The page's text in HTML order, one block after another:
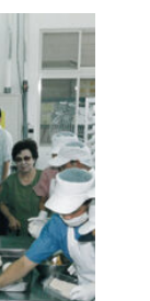
latest